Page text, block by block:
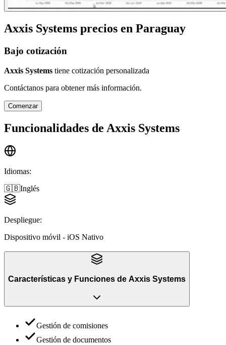
Axxis Systems precios en Paraguay
Bajo cotización
Axxis Systems tiene cotización personalizada
Contáctanos para obtener más información.
Comenzar
Funcionalidades de Axxis Systems
Idiomas:
🇬🇧Inglés
Despliegue:
Dispositivo móvil - iOS Nativo
Características y Funciones de Axxis Systems
Gestión de comisiones
Gestión de documentos